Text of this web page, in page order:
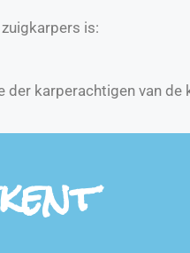
is:
der karperachtigen van de